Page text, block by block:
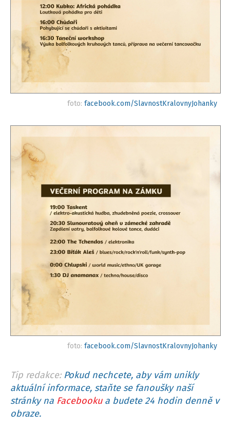
foto: facebook.com/SlavnostKralovnyJohanky
foto: facebook.com/SlavnostKralovnyJohanky
Tip redakce: Pokud nechcete, aby vám unikly
aktuální informace, staňte se fanoušky naší
stránky na Facebookua budete 24 hodin denně v
obraze.